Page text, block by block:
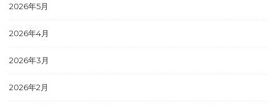
2026年5月
2026年4月
2026年3月
2026年2月